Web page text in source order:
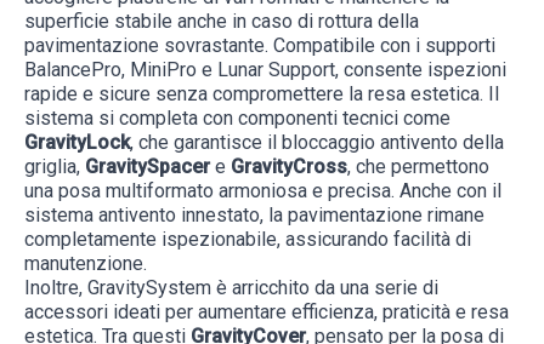
superficie stabile anche in caso di rottura della
pavimentazione sovrastante. Compatibile con i supporti
BalancePro, MiniPro e Lunar Support, consente ispezioni
rapide e sicure senza compromettere la resa estetica. Il
sistema si completa con componenti tecnici come
GravityLock, che garantisce il bloccaggio antivento della
griglia, GravitySpacere GravityCross, che permettono
una posa multiformato armoniosa e precisa. Anche con il
sistema antivento innestato, la pavimentazione rimane
completamente ispezionabile, assicurando facilità di
manutenzione.
Inoltre, GravitySystem è arricchito da una serie di
accessori ideati per aumentare efficienza, praticità e resa
estetica. Tra questi GravityCover, pensato per la posa di